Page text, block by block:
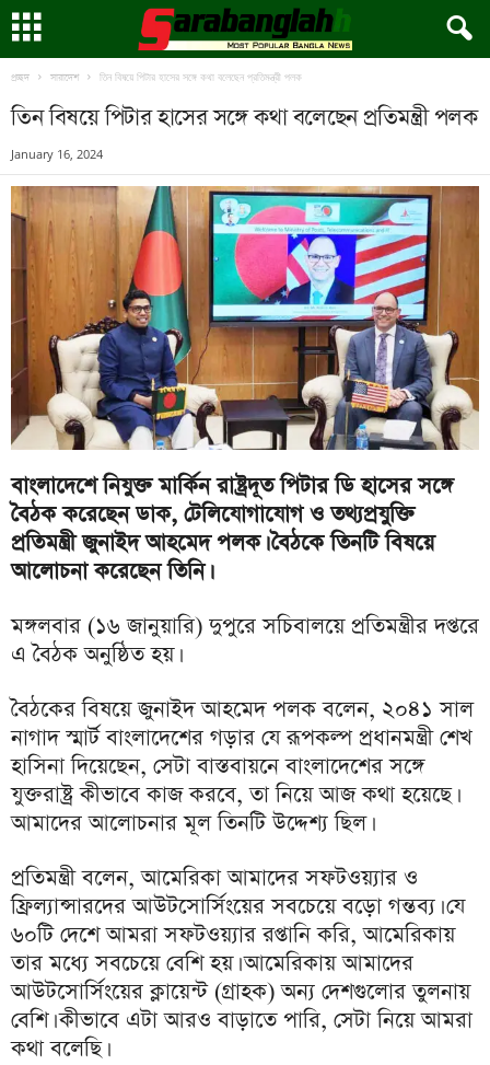
প্রচ্ছদ সারাদেশ তিন বিষয়ে পিটার হাসের সঙ্গে কথা বলেছেন প্রতিমন্ত্রী পলক
তিন বিষয়ে পিটার হাসের সঙ্গে কথা বলেছেন প্রতিমন্ত্রী পলক
January 16, 2024
বাংলাদেশে নিযুক্ত মার্কিন রাষ্ট্রদূত পিটার ডি হাসের সঙ্গে
বৈঠক করেছেন ডাক, টেলিযোগাযোগ ও তথ্যপ্রযুক্তি
প্রতিমন্ত্রী জুনাইদ আহমেদ পলক। বৈঠকে তিনটি বিষয়ে
আলোচনা করেছেন তিনি।
মঙ্গলবার (১৬ জানুয়ারি) দুপুরে সচিবালয়ে প্রতিমন্ত্রীর দপ্তরে
এ বৈঠক অনুষ্ঠিত হয়।
বৈঠকের বিষয়ে জুনাইদ আহমেদ পলক বলেন, ২০৪১ সাল
নাগাদ স্মার্ট বাংলাদেশের গড়ার যে রূপকল্প প্রধানমন্ত্রী শেখ
হাসিনা দিয়েছেন, সেটা বাস্তবায়নে বাংলাদেশের সঙ্গে
যুক্তরাষ্ট্র কীভাবে কাজ করবে, তা নিয়ে আজ কথা হয়েছে।
আমাদের আলোচনার মূল তিনটি উদ্দেশ্য ছিল।
প্রতিমন্ত্রী বলেন, আমেরিকা আমাদের সফটওয়্যার ও
ফ্রিল্যান্সারদের আউটসোর্সিংয়ের সবচেয়ে বড়ো গন্তব্য। যে
৬০টি দেশে আমরা সফটওয়্যার রপ্তানি করি, আমেরিকায়
তার মধ্যে সবচেয়ে বেশি হয়। আমেরিকায় আমাদের
আউটসোর্সিংয়ের ক্লায়েন্ট (গ্রাহক) অন্য দেশগুলোর তুলনায়
বেশি। কীভাবে এটা আরও বাড়াতে পারি, সেটা নিয়ে আমরা
কথা বলেছি।